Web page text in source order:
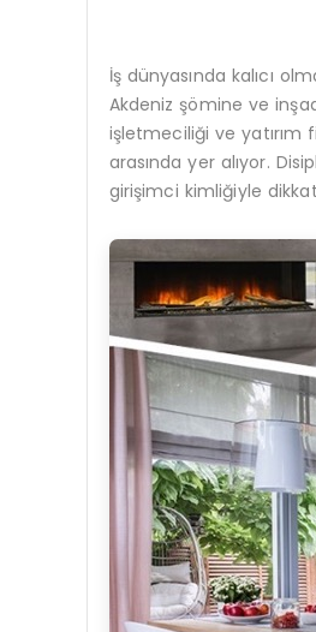
İş dünyasında kalıcı
Akdeniz şömine ve
işletmeciliği ve yatırım
arasında yer alıyor.
girişimci kimliğiyle